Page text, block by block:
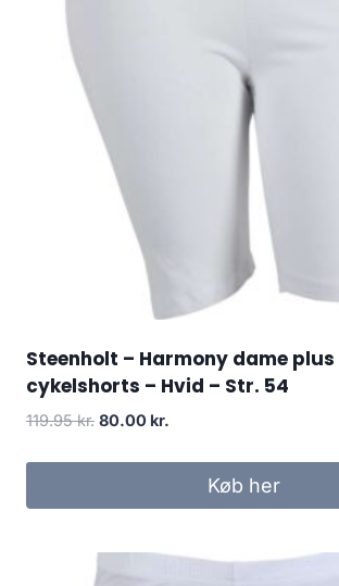
Steenholt – Harmony dame plus
cykelshorts – Hvid – Str. 54
119.95kr. Original
80.00 kr.
80.00 kr..Køb her